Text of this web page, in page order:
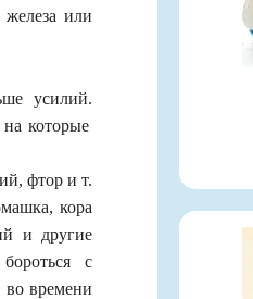
железа или
усилий.
которые
фтор и т.
кора
и другие
с
во времени